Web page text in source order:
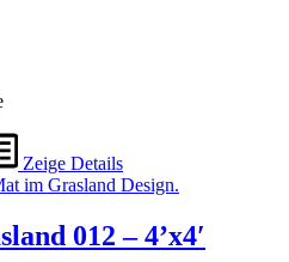
Zeige Details
012 – 4’x4′